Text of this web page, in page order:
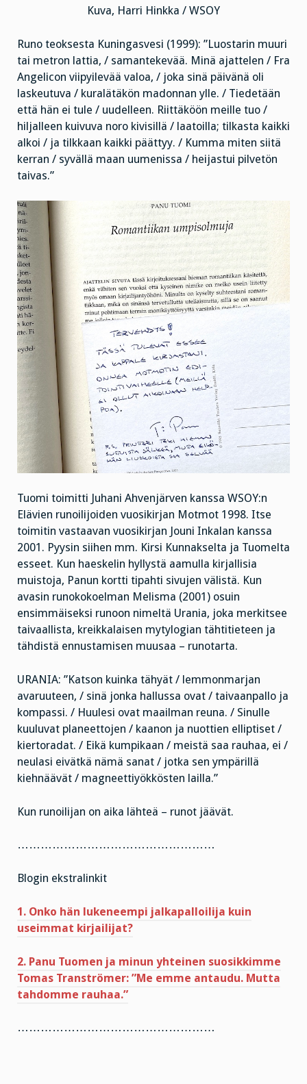
Kuva, Harri Hinkka / WSOY
Runo teoksesta Kuningasvesi (1999): ”Luostarin muuri
tai metron lattia, / samantekevää. Minä ajattelen / Fra
Angelicon viipyilevää valoa, / joka sinä päivänä oli
laskeutuva / kuralätäkön madonnan ylle. / Tiedetään
että hän ei tule / uudelleen. Riittäköön meille tuo /
hiljalleen kuivuva noro kivisillä / laatoilla; tilkasta kaikki
alkoi / ja tilkkaan kaikki päättyy. / Kumma miten siitä
kerran / syvällä maan uumenissa / heijastui pilvetön
taivas.”
Tuomi toimitti Juhani Ahvenjärven kanssa WSOY:n
Elävien runoilijoiden vuosikirjan Motmot 1998. Itse
toimitin vastaavan vuosikirjan Jouni Inkalan kanssa
2001. Pyysin siihen mm. Kirsi Kunnakselta ja Tuomelta
esseet. Kun haeskelin hyllystä aamulla kirjallisia
muistoja, Panun kortti tipahti sivujen välistä. Kun
avasin runokokoelman Melisma (2001) osuin
ensimmäiseksi runoon nimeltä Urania, joka merkitsee
taivaallista, kreikkalaisen mytylogian tähtitieteen ja
tähdistä ennustamisen muusaa – runotarta.
URANIA: ”Katson kuinka tähyät / lemmonmarjan
avaruuteen, / sinä jonka hallussa ovat / taivaanpallo ja
kompassi. / Huulesi ovat maailman reuna. / Sinulle
kuuluvat planeettojen / kaanon ja nuottien elliptiset /
kiertoradat. / Eikä kumpikaan / meistä saa rauhaa, ei /
neulasi eivätkä nämä sanat / jotka sen ympärillä
kiehnäävät / magneettiyökkösten lailla.”
Kun runoilijan on aika lähteä – runot jäävät.
……………………………………………
Blogin ekstralinkit
1. Onko hän lukeneempi jalkapalloilija kuin
useimmat kirjailijat?
2. Panu Tuomen ja minun yhteinen suosikkimme
Tomas Tranströmer: ”Me emme antaudu. Mutta
tahdomme rauhaa.”
……………………………………………